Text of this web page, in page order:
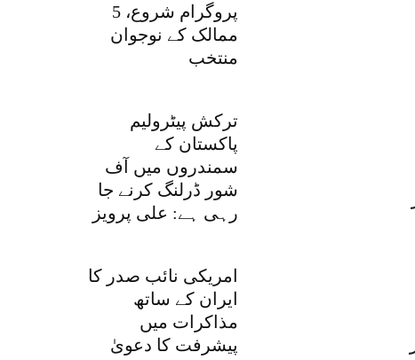
پروگرام شروع، 5
ممالک کے نوجوان
منتخب
ترکش پیٹرولیم
پاکستان کے
سمندروں میں آف
شور ڈرلنگ کرنے جا
رہی ہے: علی پرویز
امریکی نائب صدر کا
ایران کے ساتھ
مذاکرات میں
پیشرفت کا دعویٰ